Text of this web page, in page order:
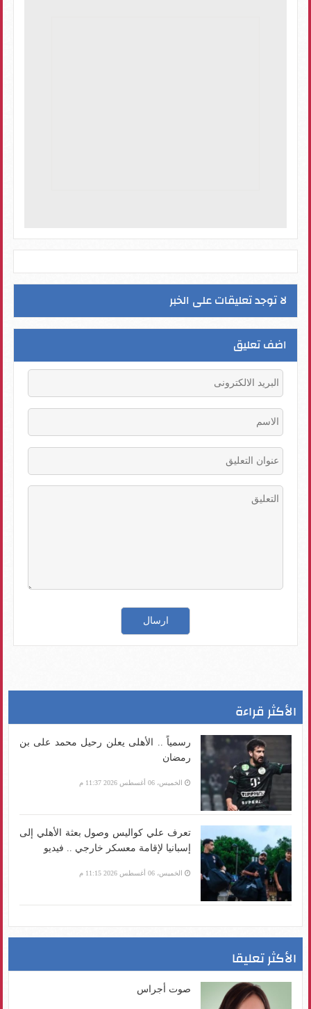
لا توجد تعليقات على الخبر
اضف تعليق
الأكثر قراءة
رسمياً .. الأهلى يعلن رحيل محمد على بن
رمضان
الخميس، 06 أغسطس 2026 11:37 م
تعرف علي كواليس وصول بعثة الأهلي إلى
إسبانيا لإقامة معسكر خارجي .. فيديو
الخميس، 06 أغسطس 2026 11:15 م
الأكثر تعليقا
صوت أجراس